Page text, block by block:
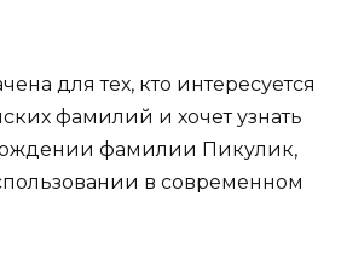
для тех, кто интересуется
фамилий и хочет узнать
фамилии Пикулик,
в современном